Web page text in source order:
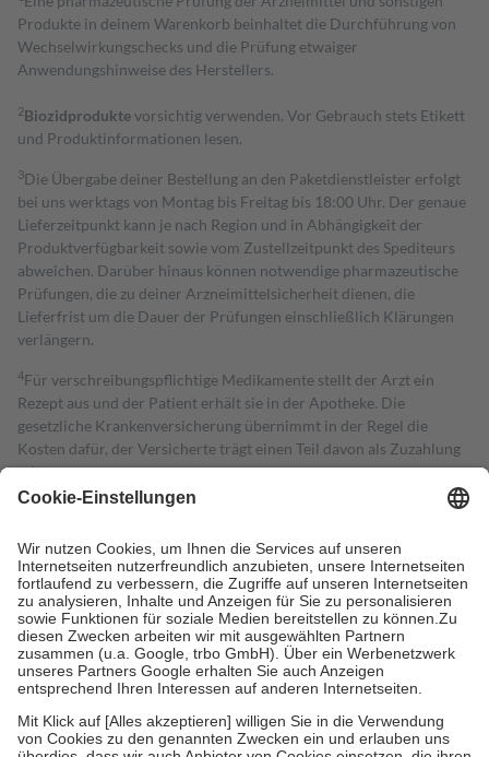
Produkte in deinem Warenkorb beinhaltet die Durchführung von
Wechselwirkungschecks und die Prüfung etwaiger
Anwendungshinweise des Herstellers.
2Biozidproduktevorsichtig verwenden. Vor Gebrauch stets Etikett
und Produktinformationen lesen.
3Die Übergabe deiner Bestellung an den Paketdienstleister erfolgt
bei uns werktags von Montag bis Freitag bis 18:00 Uhr. Der genaue
Lieferzeitpunkt kann je nach Region und in Abhängigkeit der
Produktverfügbarkeit sowie vom Zustellzeitpunkt des Spediteurs
abweichen. Darüber hinaus können notwendige pharmazeutische
Prüfungen, die zu deiner Arzneimittelsicherheit dienen, die
Lieferfrist um die Dauer der Prüfungen einschließlich Klärungen
verlängern.
4Für verschreibungspflichtige Medikamente stellt der Arzt ein
Rezept aus und der Patient erhält sie in der Apotheke. Die
gesetzliche Krankenversicherung übernimmt in der Regel die
Kosten dafür, der Versicherte trägt einen Teil davon als Zuzahlung
mit.
Grundsätzlich leisten Mitglieder Zuzahlungen in Höhe von zehn
höchstens zehn Euro.
Es sind jedoch nie mehr als die tatsächlichen
Kosten der Leistung zu entrichten.
Diese Regeln gelten grundsätzlich auch für Online-Apotheken.
Bei Heilmitteln und häuslicher Krankenpflege beträgt die
Zuzahlung zehn Prozent der Kosten sowie zehn Euro je
Verordnung.
Um das Engagement der Versicherten für ihre eigene Gesundheit zu
stärken und die besondere Stellung der Familie zu unterstützen,
fallenkeine Zuzahlungenan bei:
• Kindern und Jugendlichen bis zum vollendeten 18. Lebensjahr